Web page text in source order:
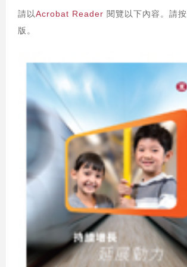
請以Acrobat Reader 閱覽以下內容。請按
版。